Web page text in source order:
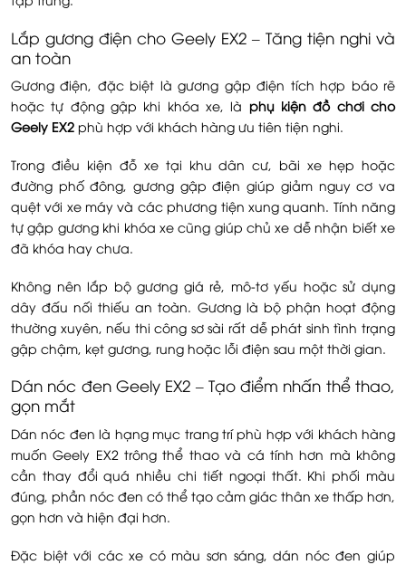
Lắp gương điện cho Geely EX2 – Tăng tiện nghi và
an toàn
Gương điện, đặc biệt là gương gập điện tích hợp báo rẽ
hoặc tự động gập khi khóa xe, là phụ kiện đồ chơi cho
Geely EX2 phù hợp với khách hàng ưu tiên tiện nghi.
Trong điều kiện đỗ xe tại khu dân cư, bãi xe hẹp hoặc
đường phố đông, gương gập điện giúp giảm nguy cơ va
quệt với xe máy và các phương tiện xung quanh. Tính năng
tự gập gương khi khóa xe cũng giúp chủ xe dễ nhận biết xe
đã khóa hay chưa.
Không nên lắp bộ gương giá rẻ, mô-tơ yếu hoặc sử dụng
dây đấu nối thiếu an toàn. Gương là bộ phận hoạt động
thường xuyên, nếu thi công sơ sài rất dễ phát sinh tình trạng
gập chậm, kẹt gương, rung hoặc lỗi điện sau một thời gian.
Dán nóc đen Geely EX2 – Tạo điểm nhấn thể thao,
gọn mắt
Dán nóc đen là hạng mục trang trí phù hợp với khách hàng
muốn Geely EX2 trông thể thao và cá tính hơn mà không
cần thay đổi quá nhiều chi tiết ngoại thất. Khi phối màu
đúng, phần nóc đen có thể tạo cảm giác thân xe thấp hơn,
gọn hơn và hiện đại hơn.
Đặc biệt với các xe có màu sơn sáng, dán nóc đen giúp